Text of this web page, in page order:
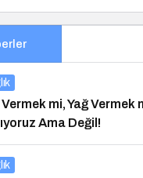
mi, Yağ Vermek
Ama Değil!